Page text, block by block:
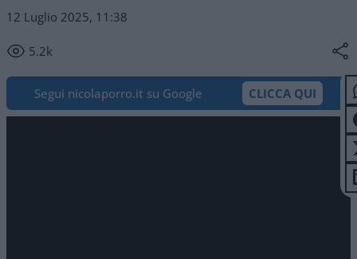
12 Luglio 2025, 11:38
5.2k
Segui nicolaporro.it su Google CLICCA QUI